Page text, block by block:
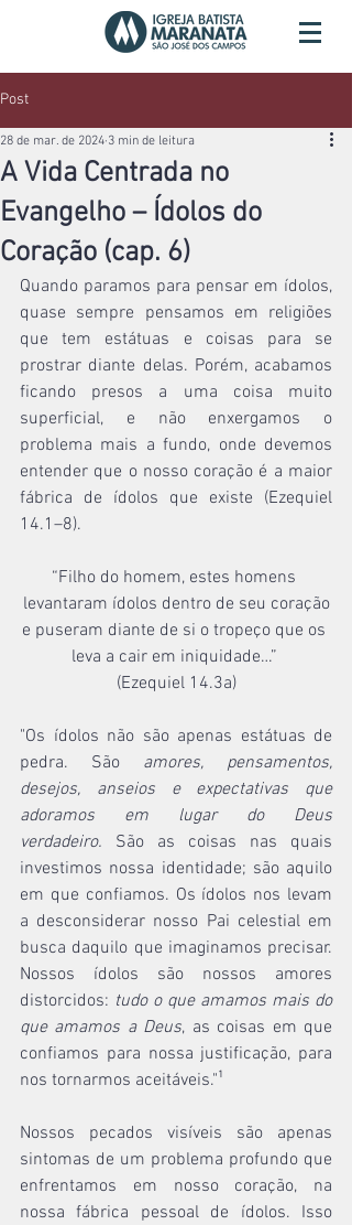
Post
A Vida Centrada no
Evangelho – Ídolos do
Coração (cap. 6)
28 de mar. de 2024 3 min de leitura
Quando paramos para pensar em ídolos,
quase sempre pensamos em religiões
que tem estátuas e coisas para se
prostrar diante delas. Porém, acabamos
ficando presos a uma coisa muito
superficial, e não enxergamos o
problema mais a fundo, onde devemos
entender que o nosso coração é a maior
fábrica de ídolos que existe (Ezequiel
14.1–8).
“Filho do homem, estes homens
levantaram ídolos dentro de seu coração
e puseram diante de si o tropeço que os
leva a cair em iniquidade…”
(Ezequiel 14.3a)
"Os ídolos não são apenas estátuas de
pedra. São amores, pensamentos,
desejos, anseios e expectativas que
adoramos em lugar do Deus
verdadeiro. São as coisas nas quais
investimos nossa identidade; são aquilo
em que confiamos. Os ídolos nos levam
a desconsiderar nosso Pai celestial em
busca daquilo que imaginamos precisar.
Nossos ídolos são nossos amores
distorcidos: tudo o que amamos mais do
que amamos a Deus, as coisas em que
confiamos para nossa justificação, para
nos tornarmos aceitáveis."¹
Nossos pecados visíveis são apenas
sintomas de um problema profundo que
enfrentamos em nosso coração, na
nossa fábrica pessoal de ídolos. Isso